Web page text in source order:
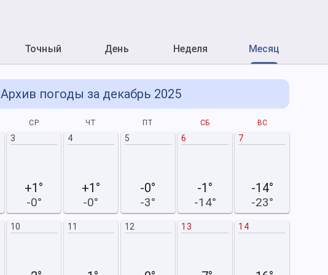
Точный
День Неделя Месяц
Архив погоды за декабрь 2025
СР ЧТ ПТ СБ ВС
3
+1°
-0°
4
+1°
-0°
5
-0°
-3°
6
-1°
-14°
7
-14°
-23°
10 11 12 13 14